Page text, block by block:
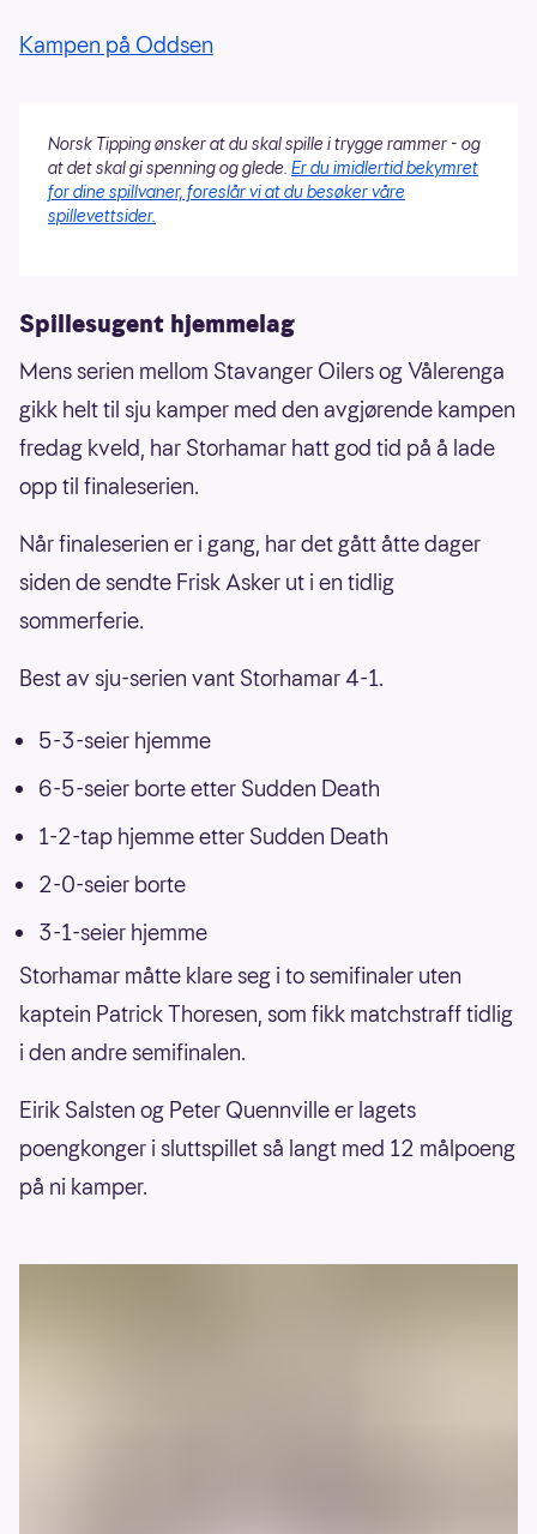
Kampen på Oddsen
Norsk Tipping ønsker at du skal spille i trygge rammer - og
at det skal gi spenning og glede. Er du imidlertid bekymret
for dine spillvaner, foreslår vi at du besøker våre
spillevettsider.
Spillesugent hjemmelag
Mens serien mellom Stavanger Oilers og Vålerenga
gikk helt til sju kamper med den avgjørende kampen
fredag kveld, har Storhamar hatt god tid på å lade
opp til finaleserien.
Når finaleserien er i gang, har det gått åtte dager
siden de sendte Frisk Asker ut i en tidlig
sommerferie.
Best av sju-serien vant Storhamar 4-1.
5-3-seier hjemme
6-5-seier borte etter Sudden Death
1-2-tap hjemme etter Sudden Death
2-0-seier borte
3-1-seier hjemme
Storhamar måtte klare seg i to semifinaler uten
kaptein Patrick Thoresen, som fikk matchstraff tidlig
i den andre semifinalen.
Eirik Salsten og Peter Quennville er lagets
poengkonger i sluttspillet så langt med 12 målpoeng
på ni kamper.